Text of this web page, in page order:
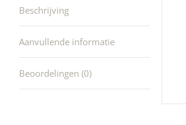
Beschrijving
Aanvullende informatie
Beoordelingen (0)